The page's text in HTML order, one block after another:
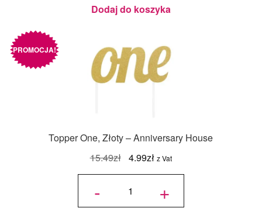
Dodaj do koszyka
Topper One, Złoty – Anniversary House
PROMOCJA!
15.49zł Pierwotna
cena
wynosiła:
4.99złAktualna
cena
4.99zł.
z Vat
-
ilość
Anniversary
House +